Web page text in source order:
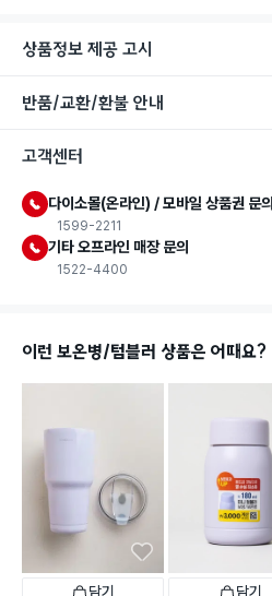
상품정보 제공 고시
반품/교환/환불 안내
고객센터
다이소몰(온라인) / 모바일 상품권 문의
1599-2211
기타 오프라인 매장 문의
1522-4400
이런 보온병/텀블러 상품은 어때요?
담기 담기